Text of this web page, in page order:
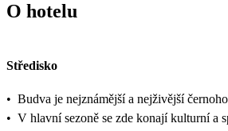
O hotelu
Středisko
• Budva je nejznámější a nejživější
• V hlavní sezoně se zde konají kulturní a